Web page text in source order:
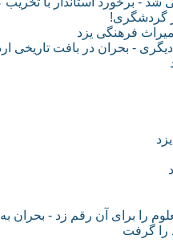
گردشگری!
فرهنگی یزد
- بحران در بافت‌ تاریخی
را برای آن رقم زد - بحران
را گرفت